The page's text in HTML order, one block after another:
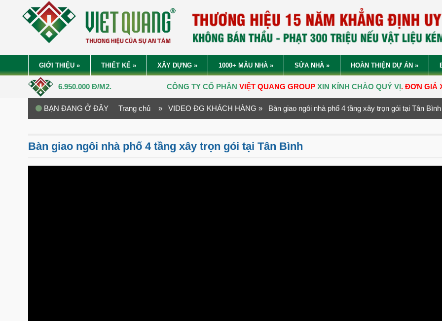
GIỚI THIỆU » THIẾT KẾ » XÂY DỰNG » 1000+ MẪU NHÀ » SỬA NHÀ » HOÀN THIỆN DỰ ÁN »
6.950.000 Đ/M2. CÔNG TY CỔ PHẦN VIỆT QUANG GROUPXIN KÍNH CHÀO QUÝ VỊ. ĐƠN GIÁ XÂY DỰNG NHÀ PHẦN
BẠN ĐANG Ở ĐÂY Trang chủ » VIDEO ĐG KHÁCH HÀNG » Bàn giao ngôi nhà phố 4 tầng xây trọn gói tại Tân Bình
Bàn giao ngôi nhà phố 4 tầng xây trọn gói tại Tân Bình